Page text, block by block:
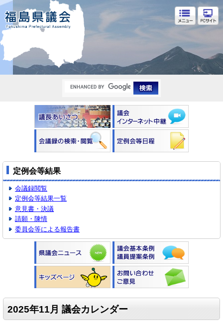
福島県議会
定例会等結果
会議録閲覧
定例会等結果一覧
意見書・決議
請願・陳情
委員会等による報告書
2025年11月 議会カレンダー